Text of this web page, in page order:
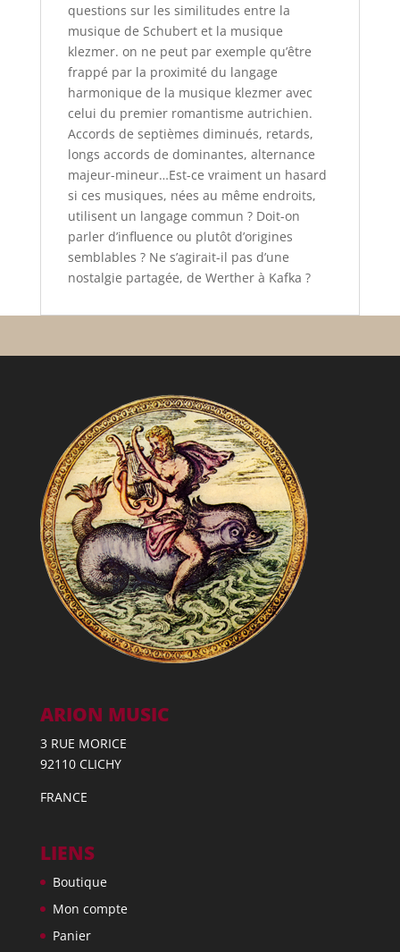
questions sur les similitudes entre la
musique de Schubert et la musique
klezmer. on ne peut par exemple qu’être
frappé par la proximité du langage
harmonique de la musique klezmer avec
celui du premier romantisme autrichien.
Accords de septièmes diminués, retards,
longs accords de dominantes, alternance
majeur-mineur…Est-ce vraiment un hasard
si ces musiques, nées au même endroits,
utilisent un langage commun ? Doit-on
parler d’influence ou plutôt d’origines
semblables ? Ne s’agirait-il pas d’une
nostalgie partagée, de Werther à Kafka ?
ARION MUSIC
3 RUE MORICE
92110 CLICHY
FRANCE
LIENS
Boutique
Mon compte
Panier